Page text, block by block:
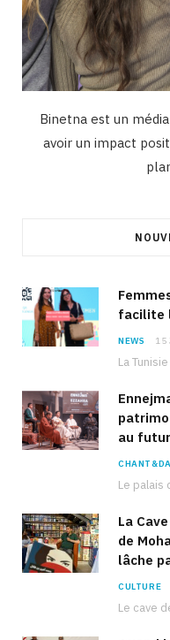
Binetna est un
avoir un impact
facilite
NEWS 15
au futur
La
de
lâche
CULTURE